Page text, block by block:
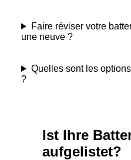
Faire réviser votre
une neuve ?
Quelles sont les
?
Ist Ihre
aufgelistet?